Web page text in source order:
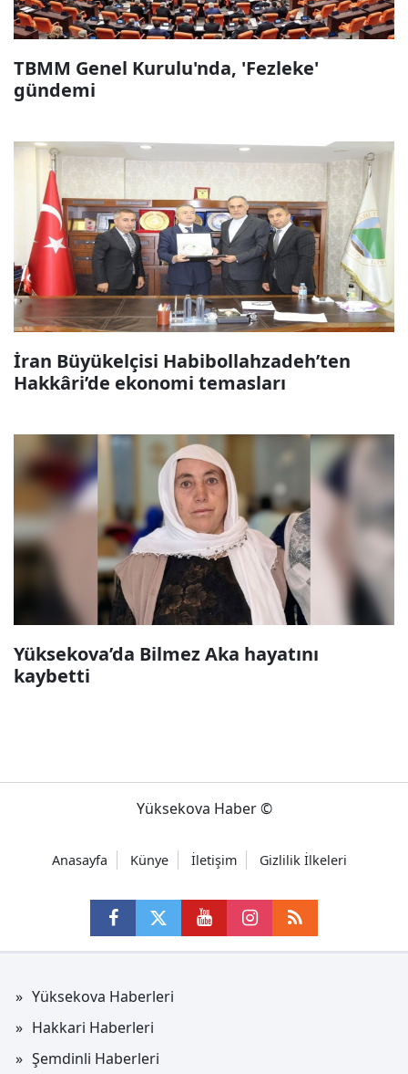
TBMM Genel Kurulu'nda, 'Fezleke'
gündemi
İran Büyükelçisi Habibollahzadeh’ten
Hakkâri’de ekonomi temasları
Yüksekova’da Bilmez Aka hayatını
kaybetti
Yüksekova Haber ©
Anasayfa Künye İletişim Gizlilik İlkeleri
Yüksekova Haberleri
Hakkari Haberleri
Şemdinli Haberleri